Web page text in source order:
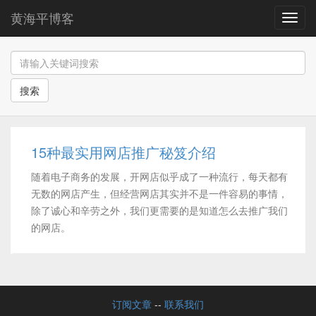
导
航
黄海平博客
搜索
15种最实用网店推广秘笈介绍
随着电子商务的发展，开网店似乎成了一种流行，每天都有
无数的网店产生，但经营网店其实并不是一件容易的事情，
除了诚心和辛劳之外，我们更需要的是知道怎么去推广我们
的网店。
订阅文章 -- 联系我们